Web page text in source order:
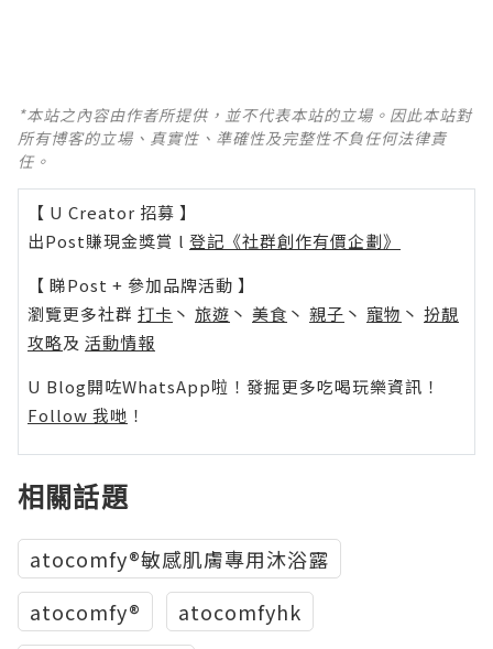
*本站之內容由作者所提供，並不代表本站的立場。因此本站對
所有博客的立場、真實性、準確性及完整性不負任何法律責
任。
【 U Creator 招募 】
出Post賺現金獎賞 l 登記《社群創作有價企劃》
【 睇Post + 參加品牌活動 】
瀏覽更多社群 打卡 丶 旅遊 丶 美食 丶 親子 丶 寵物 丶 扮靚
攻略及 活動情報
U Blog開咗WhatsApp啦！發掘更多吃喝玩樂資訊！
Follow 我哋 ！
相關話題
atocomfy®敏感肌膚專用沐浴露
atocomfy®
atocomfyhk